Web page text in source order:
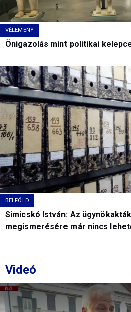
VÉLEMÉNY
Önigazolás mint politikai
BELFÖLD
Simicskó István: Az
megismerésére már nincs
Videó